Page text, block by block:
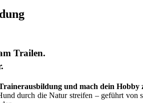
Trailen.
und mach dein Hobby
durch die Natur streifen – geführt von